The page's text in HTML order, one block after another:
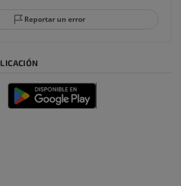
Reportar un error